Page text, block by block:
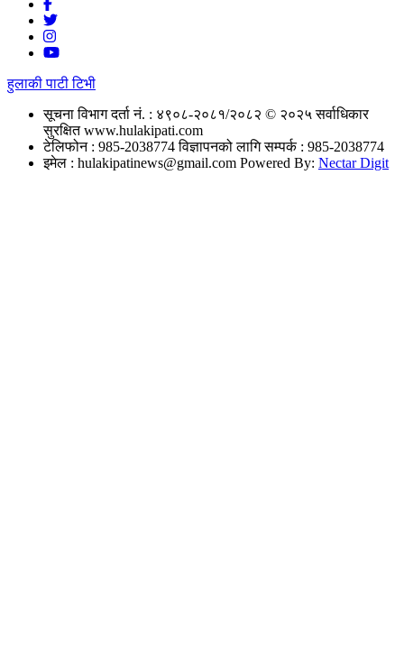
हुलाकी पाटी टिभी
सूचना विभाग दर्ता नं. : ४९०८-२०८१/२०८२ © २०२५ सर्वाधिकार
सुरक्षित www.hulakipati.com
टेलिफोन : 985-2038774विज्ञापनको लागि सम्पर्क : 985-2038774
इमेल : hulakipatinews@gmail.com Powered By: Nectar Digit